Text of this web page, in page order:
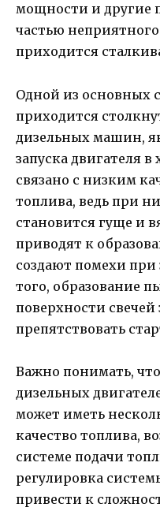
мощности и другие
частью
приходится
Одной из основных
приходится
дизельных машин,
запуска двигателя
связано с низким
топлива, ведь при
становится гуще и
приводят к
создают помехи при
того, образование
поверхности
препятствовать
Важно понимать,
дизельных
может иметь
качество топлива,
системе подачи
регулировка
привести к